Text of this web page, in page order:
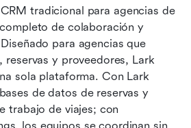
tradicional para agencias de
de colaboración y
para agencias que
reservas y proveedores, Lark
sola plataforma. Con Lark
de datos de reservas y
trabajo de viajes; con